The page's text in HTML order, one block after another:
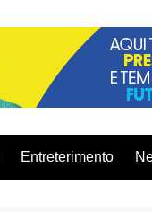
Entreterimento